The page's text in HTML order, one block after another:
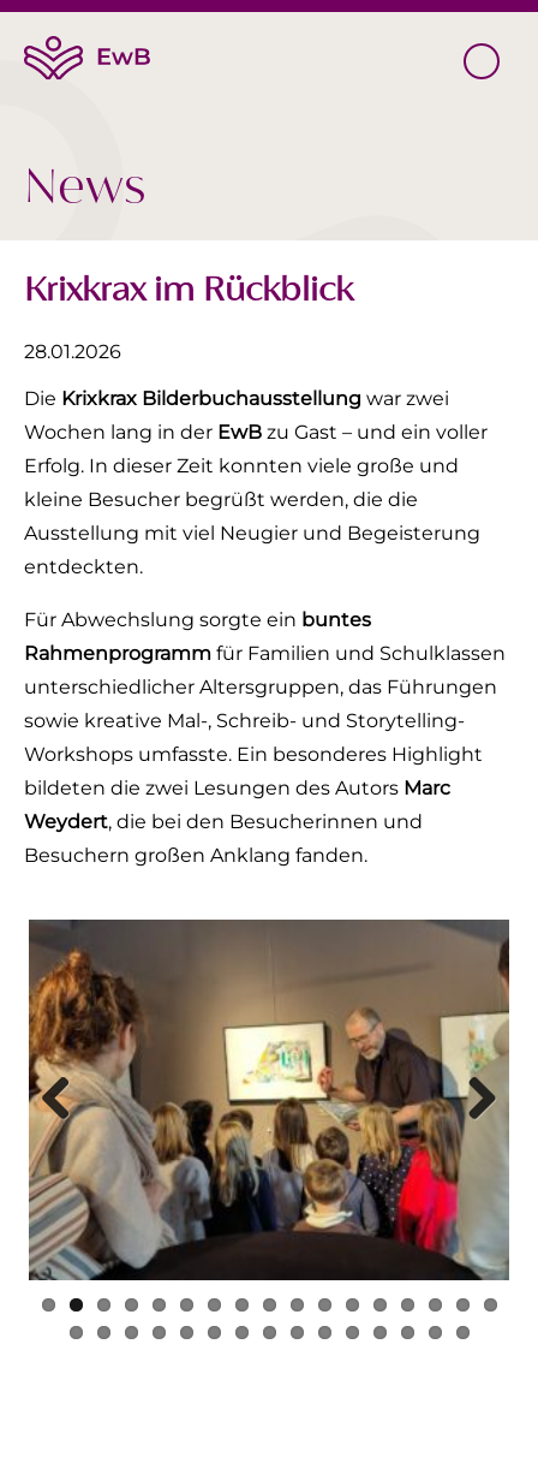
News
Krixkrax im Rückblick
28.01.2026
Die Krixkrax Bilderbuchausstellung war zwei
Wochen lang in der EwB zu Gast – und ein voller
Erfolg. In dieser Zeit konnten viele große und
kleine Besucher begrüßt werden, die die
Ausstellung mit viel Neugier und Begeisterung
entdeckten.
Für Abwechslung sorgte ein buntes
Rahmenprogramm für Familien und Schulklassen
unterschiedlicher Altersgruppen, das Führungen
sowie kreative Mal-, Schreib- und Storytelling-
Workshops umfasste. Ein besonderes Highlight
bildeten die zwei Lesungen des Autors Marc
Weydert, die bei den Besucherinnen und
Besuchern großen Anklang fanden.
Previ
ous
Next